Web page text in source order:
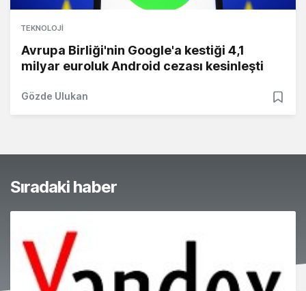
TEKNOLOJI
Avrupa Birliği'nin Google'a kestiği 4,1
milyar euroluk Android cezası kesinleşti
Gözde Ulukan
Sıradaki haber